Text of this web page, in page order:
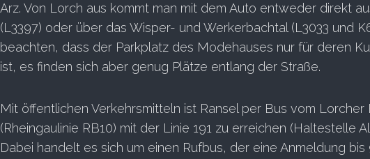
Arz. Von Lorch aus kommt man mit dem Auto entweder direkt
(L3397) oder über das Wisper- und Werkerbachtal (L3033 und
beachten, dass der Parkplatz des Modehauses nur für deren
ist, es finden sich aber genug Plätze entlang der Straße.
Mit öffentlichen Verkehrsmitteln ist Ransel per Bus vom Lorcher
(Rheingaulinie RB10) mit der Linie 191 zu erreichen (Haltestelle
Dabei handelt es sich um einen Rufbus, der eine Anmeldung bis